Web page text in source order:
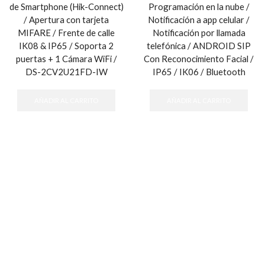
de Smartphone (Hik-Connect)
/ Apertura con tarjeta
MIFARE / Frente de calle
IK08 & IP65 / Soporta 2
puertas + 1 Cámara WiFi /
DS-2CV2U21FD-IW
Programación en la nube /
Notificación a app celular /
Notificación por llamada
telefónica / ANDROID SIP
Con Reconocimiento Facial /
IP65 / IK06 / Bluetooth